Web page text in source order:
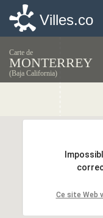
Villes.co
Carte de
MONTERREY
(Baja California)
Ce site Web
Ce site Web
Villes.co